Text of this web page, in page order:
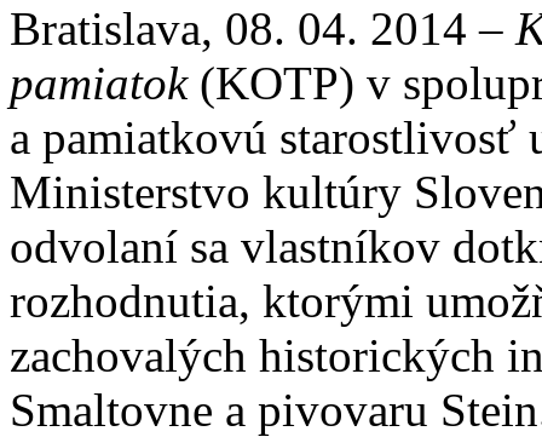
Bratislava, 08. 04. 2014 –
pamiatok(KOTP) v
a pamiatkovú starostlivosť
Ministerstvo kultúry
odvolaní sa vlastníkov
rozhodnutia, ktorými
zachovalých historických
Smaltovne a pivovaru